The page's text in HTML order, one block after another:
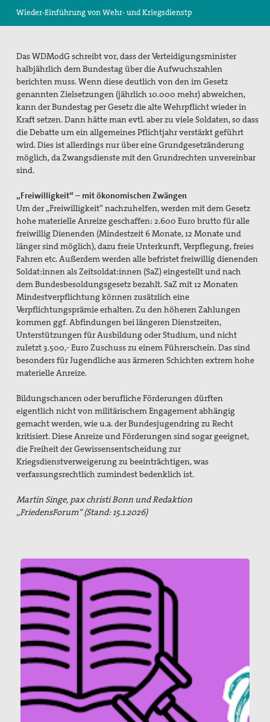
Suche
Wieder-Einführung von Wehr- und Kriegsdienstp
Das WDModG schreibt vor, dass der Verteidigungsminister
halbjährlich dem Bundestag über die Aufwuchszahlen
berichten muss. Wenn diese deutlich von den im Gesetz
genannten Zielsetzungen (jährlich 10.000 mehr) abweichen,
kann der Bundestag per Gesetz die alte Wehrpflicht wieder in
Kraft setzen. Dann hätte man evtl. aber zu viele Soldaten, so dass
die Debatte um ein allgemeines Pflichtjahr verstärkt geführt
wird. Dies ist allerdings nur über eine Grundgesetzänderung
möglich, da Zwangsdienste mit den Grundrechten unvereinbar
sind.
„Freiwilligkeit“ – mit ökonomischen Zwängen
Um der „Freiwilligkeit“ nachzuhelfen, werden mit dem Gesetz
hohe materielle Anreize geschaffen: 2.600 Euro brutto für alle
freiwillig Dienenden (Mindestzeit 6 Monate, 12 Monate und
länger sind möglich), dazu freie Unterkunft, Verpflegung, freies
Fahren etc. Außerdem werden alle befristet freiwillig dienenden
Soldat:innen als Zeitsoldat:innen (SaZ) eingestellt und nach
dem Bundesbesoldungsgesetz bezahlt. SaZ mit 12 Monaten
Mindestverpflichtung können zusätzlich eine
Verpflichtungsprämie erhalten. Zu den höheren Zahlungen
kommen ggf. Abfindungen bei längeren Dienstzeiten,
Unterstützungen für Ausbildung oder Studium, und nicht
zuletzt 3.500,- Euro Zuschuss zu einem Führerschein. Das sind
besonders für Jugendliche aus ärmeren Schichten extrem hohe
materielle Anreize.
Bildungschancen oder berufliche Förderungen dürften
eigentlich nicht von militärischem Engagement abhängig
gemacht werden, wie u.a. der Bundesjugendring zu Recht
kritisiert. Diese Anreize und Förderungen sind sogar geeignet,
die Freiheit der Gewissensentscheidung zur
Kriegsdienstverweigerung zu beeinträchtigen, was
verfassungsrechtlich zumindest bedenklich ist.
Martin Singe, pax christi Bonn und Redaktion
„FriedensForum“ (Stand: 15.1.2026)